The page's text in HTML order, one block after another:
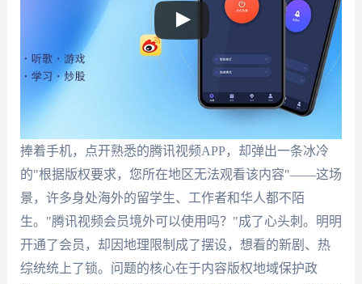
捧着手机，点开熟悉的腾讯视频APP，却弹出一条冰冷
的"根据版权要求，您所在地区无法观看该内容"——这场
景，许多身处海外的留学生、工作者和华人都不陌
生。"腾讯视频会员境外可以使用吗？"成了心头刺。明明
开通了会员，却因地理限制成了摆设，想看的新剧、热
综统统上了锁。问题的核心在于内容版权地域保护政